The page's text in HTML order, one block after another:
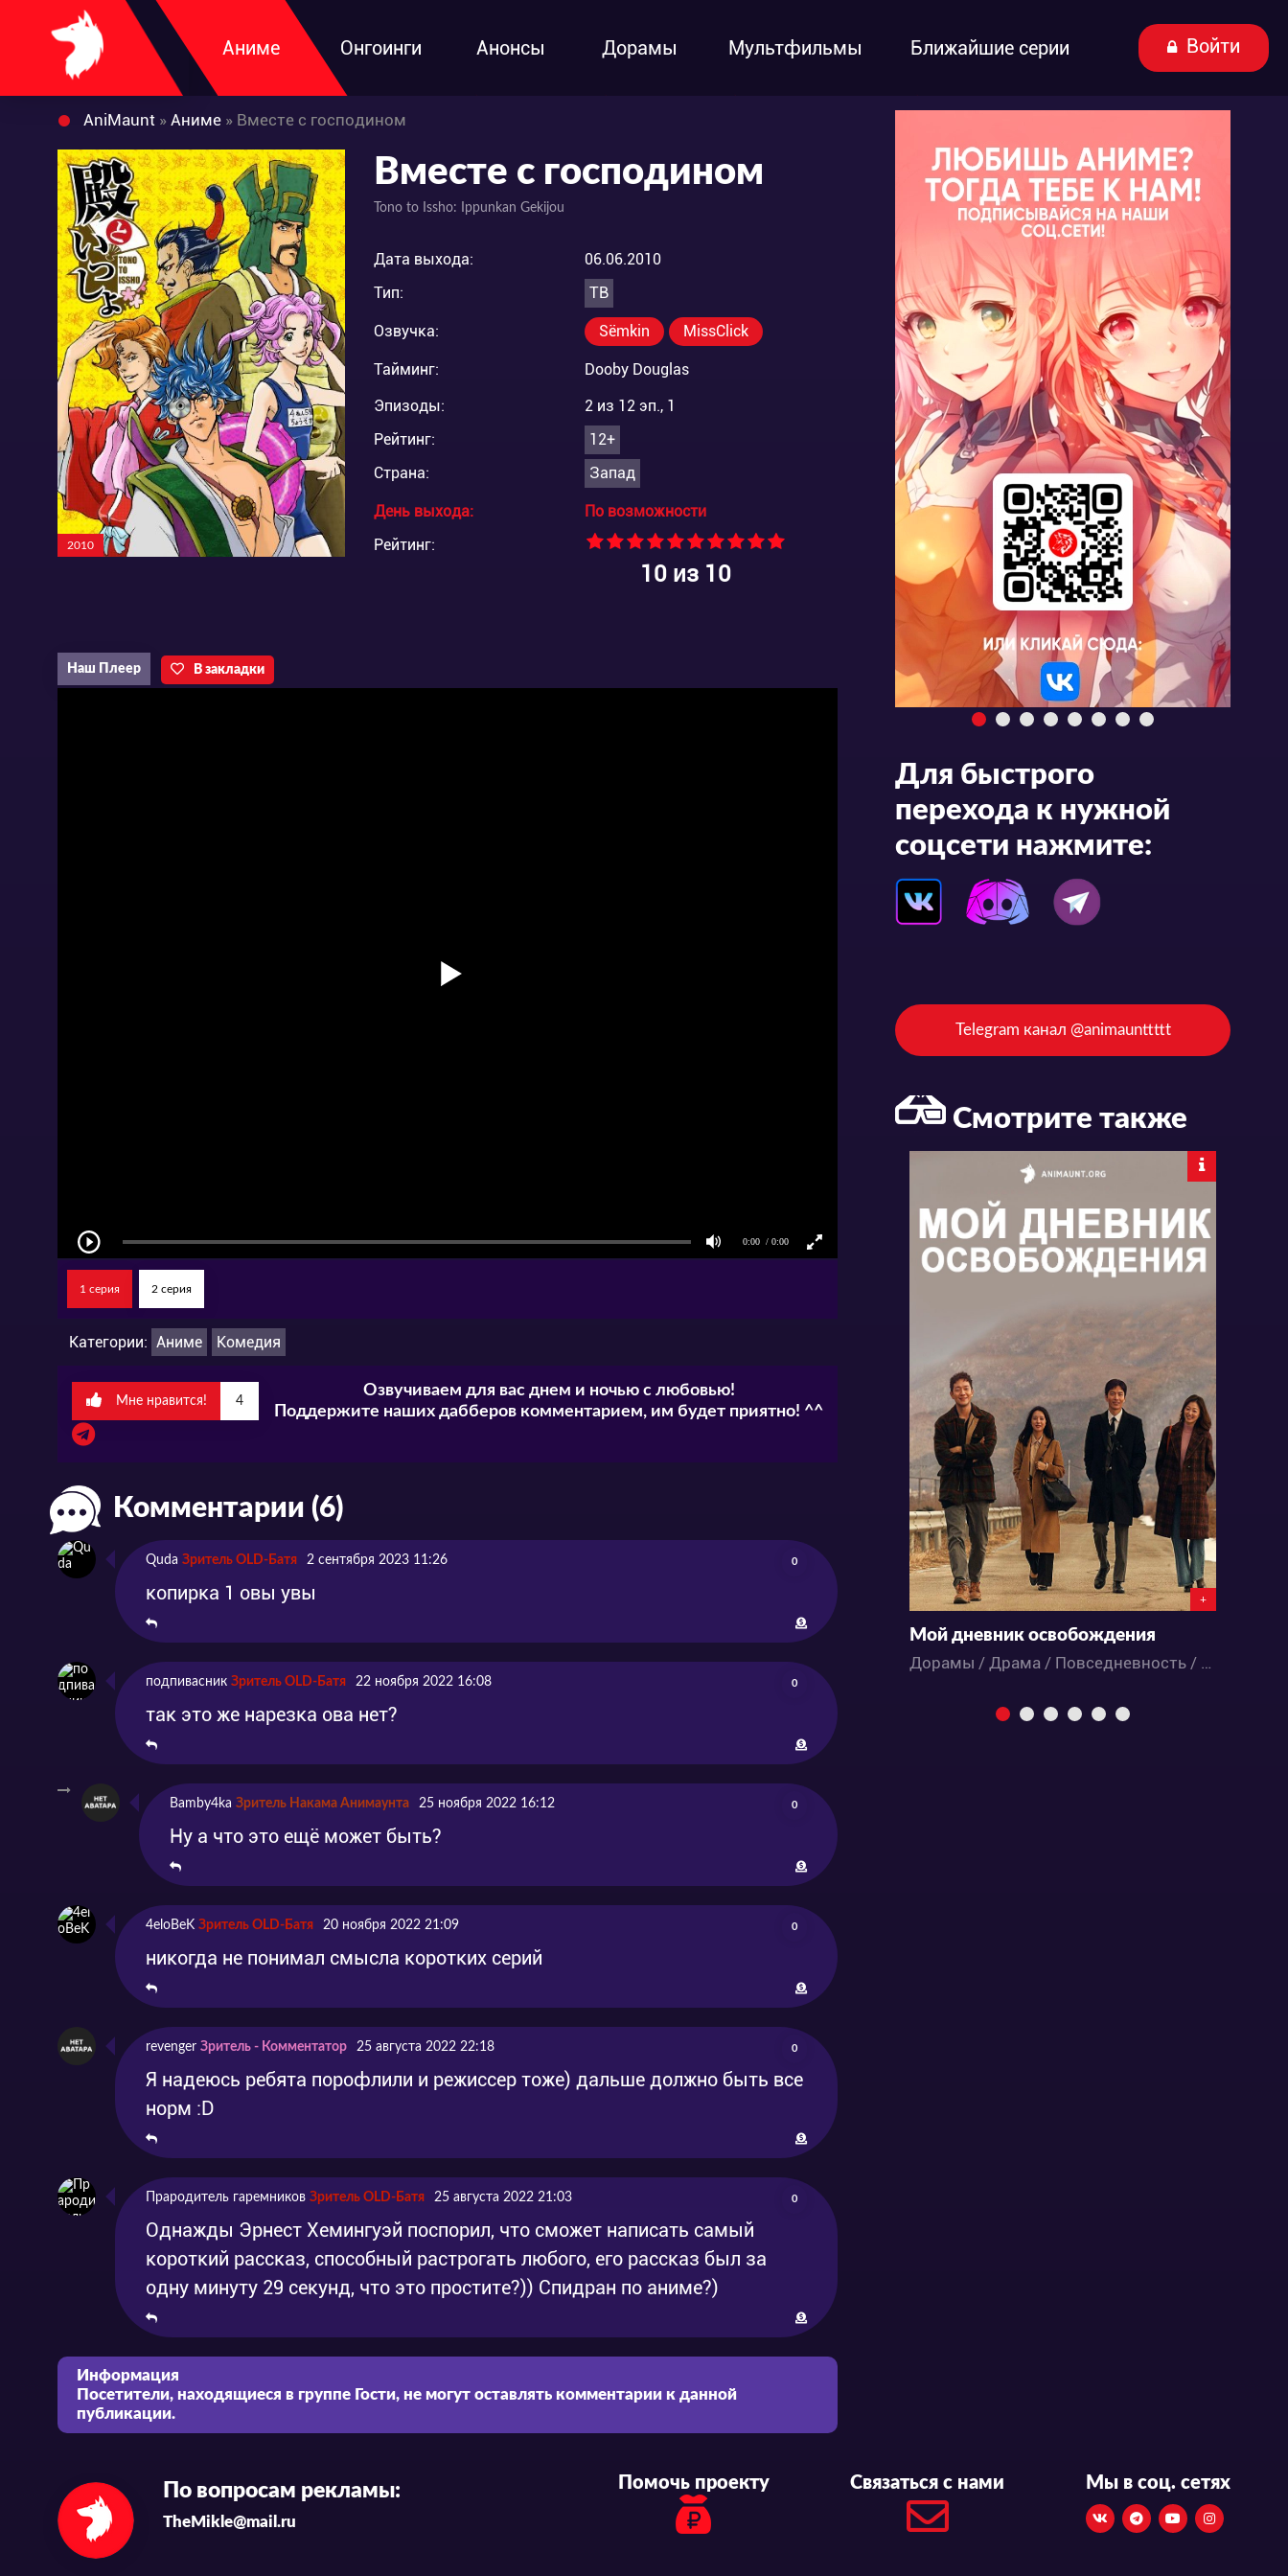
Аниме Онгоинги Анонсы Дорамы Мультфильмы Ближайшие серии Войти
AniMaunt » Аниме » Вместе с господином
2010
Вместе с господином
Tono to Issho: Ippunkan Gekijou
Дата выхода:
06.06.2010
Тип:
ТВ
Озвучка: Sëmkin MissClick
Тайминг:
Dooby Douglas
Эпизоды:
2 из 12 эп., 1
Рейтинг:
12+
Страна:
Запад
День выхода:
По возможности
Рейтинг:
10из 10
Наш Плеер В закладки
1 серия 2 серия
Категории: Аниме Комедия
Мне нравится! 4
Озвучиваем для вас днем и ночью с любовью!
Поддержите наших дабберов комментарием, им будет приятно! ^^
Комментарии (6)
Quda Зритель OLD-Батя 2 сентября 2023 11:26 0
копирка 1 овы увы
подпивасник Зритель OLD-Батя 22 ноября 2022 16:08 0
так это же нарезка ова нет?
Bamby4ka Зритель Накама Анимаунта 25 ноября 2022 16:12 0
Ну а что это ещё может быть?
4eloBeK Зритель OLD-Батя 20 ноября 2022 21:09 0
никогда не понимал смысла коротких серий
revenger Зритель - Комментатор 25 августа 2022 22:18 0
Я надеюсь ребята порофлили и режиссер тоже) дальше должно быть все
норм :D
Прародитель гаремников Зритель OLD-Батя 25 августа 2022 21:03 0
Однажды Эрнест Хемингуэй поспорил, что сможет написать самый
короткий рассказ, способный растрогать любого, его рассказ был за
одну минуту 29 секунд, что это простите?)) Спидран по аниме?)
Информация
Посетители, находящиеся в группе Гости, не могут оставлять комментарии к данной
публикации.
Для быстрого
перехода к нужной
соцсети нажмите:
Telegram канал @animaunttttt
Смотрите также
+
Мой дневник освобождения
Дорамы / Драма / Повседневность / Романтика
По вопросам рекламы:
TheMikle@mail.ru
Помочь проекту Связаться с нами Мы в соц. сетях